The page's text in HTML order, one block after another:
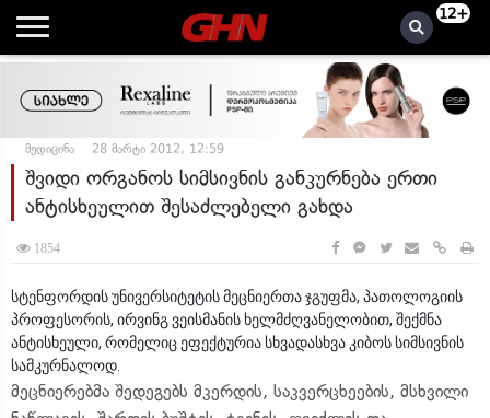
12+
მედიცინა 28 მარტი 2012, 12:59
შვიდი ორგანოს სიმსივნის განკურნება ერთი
ანტისხეულით შესაძლებელი გახდა
1854
სტენფორდის უნივერსიტეტის მეცნიერთა ჯგუფმა, პათოლოგიის
პროფესორის, ირვინგ ვეისმანის ხელმძღვანელობით, შექმნა
ანტისხეული, რომელიც ეფექტურია სხვადასხვა კიბოს სიმსივნის
სამკურნალოდ.
მეცნიერებმა შედეგებს მკერდის, საკვერცხეების, მსხვილი